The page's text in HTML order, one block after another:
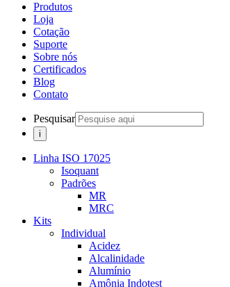
Produtos
Loja
Cotação
Suporte
Sobre nós
Certificados
Blog
Contato
Pesquisar
Linha ISO 17025
Isoquant
Padrões
MR
MRC
Kits
Individual
Acidez
Alcalinidade
Alumínio
Amônia Indotest